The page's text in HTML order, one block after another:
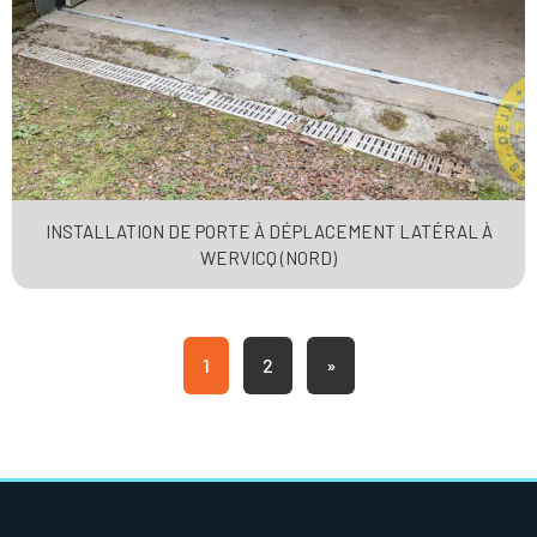
INSTALLATION DE PORTE À DÉPLACEMENT LATÉRAL À
WERVICQ (NORD)
1 2 »